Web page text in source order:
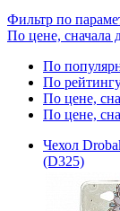
Фильтр по
По цене, сначала
По
По
По цене,
По цене,
Чехол
(D325)